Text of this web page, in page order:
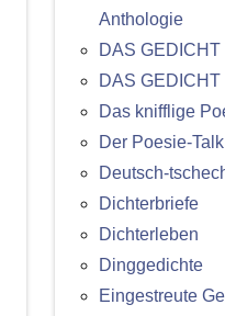
Anthologie
DAS GEDICHT
DAS
Das knifflige
Der Poesie-Talk
Deutsch-
Dichterbriefe
Dichterleben
Dinggedichte
Eingestreute